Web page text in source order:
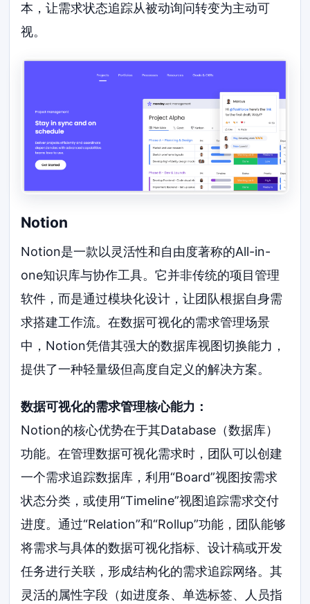
本，让需求状态追踪从被动询问转变为主动可
视。
Notion
Notion是一款以灵活性和自由度著称的All-in-
one知识库与协作工具。它并非传统的项目管理
软件，而是通过模块化设计，让团队根据自身需
求搭建工作流。在数据可视化的需求管理场景
中，Notion凭借其强大的数据库视图切换能力，
提供了一种轻量级但高度自定义的解决方案。
数据可视化的需求管理核心能力：
Notion的核心优势在于其Database（数据库）
功能。在管理数据可视化需求时，团队可以创建
一个需求追踪数据库，利用“Board”视图按需求
状态分类，或使用“Timeline”视图追踪需求交付
进度。通过“Relation”和“Rollup”功能，团队能够
将需求与具体的数据可视化指标、设计稿或开发
任务进行关联，形成结构化的需求追踪网络。其
灵活的属性字段（如进度条、单选标签、人员指